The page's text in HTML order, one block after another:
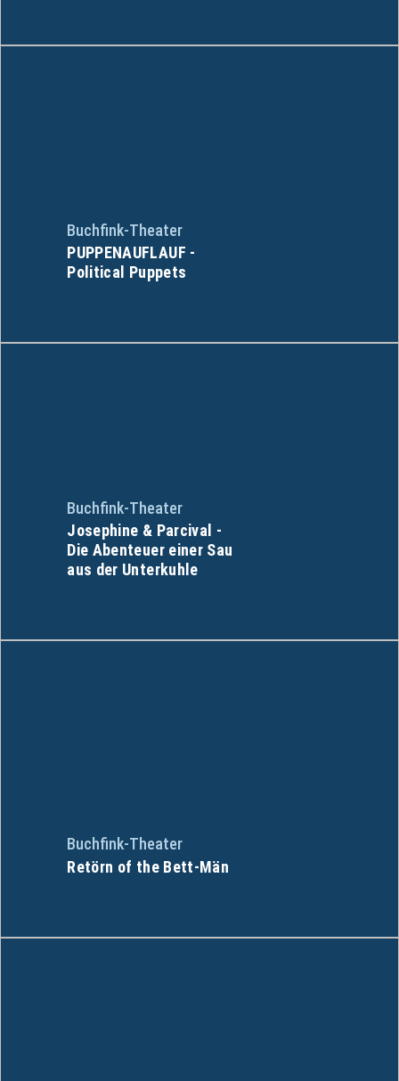
Buchfink-Theater
PUPPENAUFLAUF -
Political Puppets
Buchfink-Theater
Josephine & Parcival -
Die Abenteuer einer Sau
aus der Unterkuhle
Buchfink-Theater
Retörn of the Bett-Män